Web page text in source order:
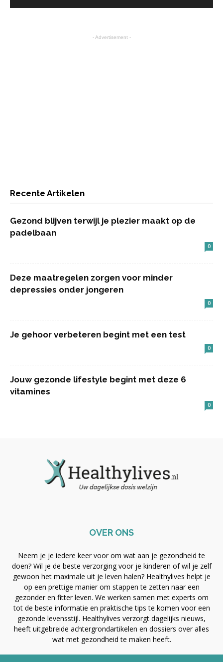
- Advertisement -
Recente Artikelen
Gezond blijven terwijl je plezier maakt op de
padelbaan
0
Deze maatregelen zorgen voor minder
depressies onder jongeren
0
Je gehoor verbeteren begint met een test
0
Jouw gezonde lifestyle begint met deze 6
vitamines
0
OVER ONS
Neem je je iedere keer voor om wat aan je gezondheid te
doen? Wil je de beste verzorging voor je kinderen of wil je zelf
gewoon het maximale uit je leven halen? Healthylives helpt je
op een prettige manier om stappen te zetten naar een
gezonder en fitter leven. We werken samen met experts om
tot de beste informatie en praktische tips te komen voor een
gezonde levensstijl. Healthylives verzorgt dagelijks nieuws,
heeft uitgebreide achtergrondartikelen en dossiers over alles
wat met gezondheid te maken heeft.